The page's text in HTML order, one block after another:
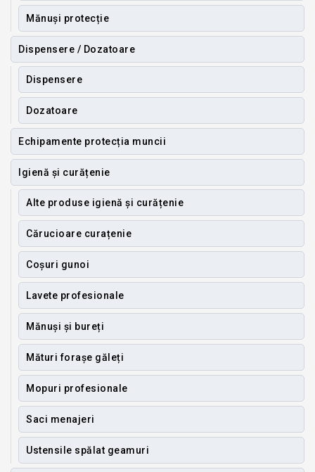
Mănuși protecție
Dispensere / Dozatoare
Dispensere
Dozatoare
Echipamente protecția muncii
Igienă și curățenie
Alte produse igienă și curățenie
Cărucioare curațenie
Coșuri gunoi
Lavete profesionale
Mănuși și bureți
Mături forașe găleți
Mopuri profesionale
Saci menajeri
Ustensile spălat geamuri